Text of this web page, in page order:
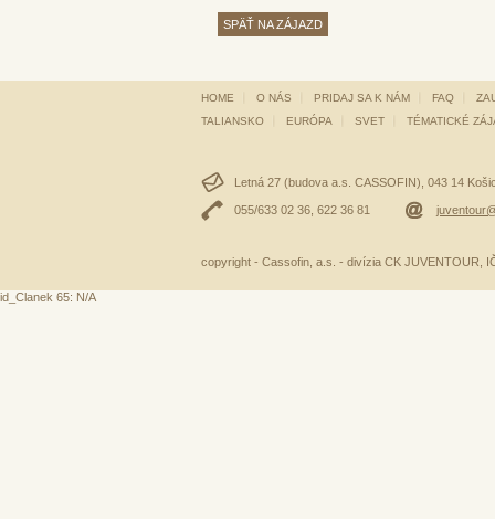
SPÄŤ NA ZÁJAZD
HOME O NÁS PRIDAJ SA K NÁM FAQ
TALIANSKO
EURÓPA SVET TÉMATICKÉ
Letná 27 (budova a.s. CASSOFIN), 043 14
055/633 02 36, 622 36 81
copyright - Cassofin, a.s. - divízia CK JUVENTOUR,
id_Clanek 65: N/A